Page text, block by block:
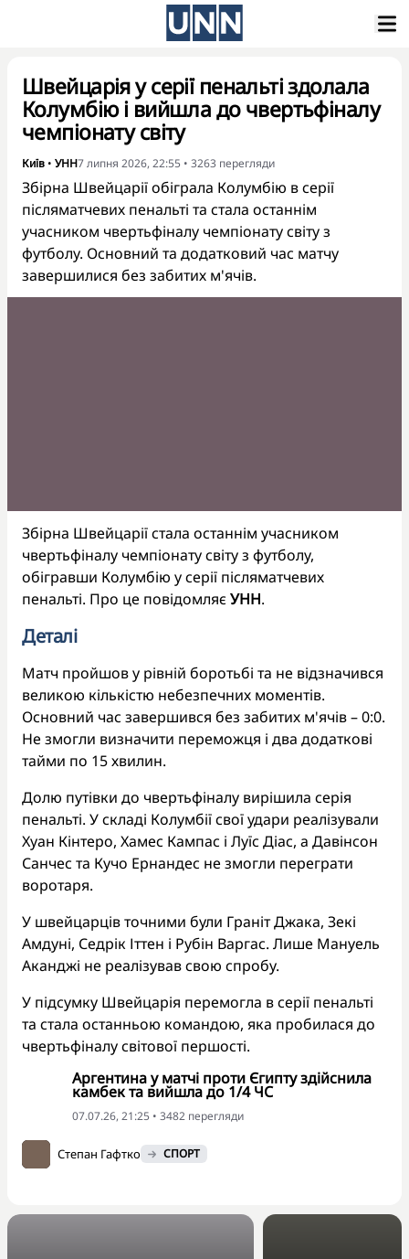
Швейцарія у серії пенальті здолала
Колумбію і вийшла до чвертьфіналу
чемпіонату світу
Київ • УНН7 липня 2026, 22:55 • 3263 перегляди
Збірна Швейцарії обіграла Колумбію в серії
післяматчевих пенальті та стала останнім
учасником чвертьфіналу чемпіонату світу з
футболу. Основний та додатковий час матчу
завершилися без забитих м'ячів.
Збірна Швейцарії стала останнім учасником
чвертьфіналу чемпіонату світу з футболу,
обігравши Колумбію у серії післяматчевих
пенальті. Про це повідомляє УНН.
Деталі
Матч пройшов у рівній боротьбі та не відзначився
великою кількістю небезпечних моментів.
Основний час завершився без забитих м'ячів – 0:0.
Не змогли визначити переможця і два додаткові
тайми по 15 хвилин.
Долю путівки до чвертьфіналу вирішила серія
пенальті. У складі Колумбії свої удари реалізували
Хуан Кінтеро, Хамес Кампас і Луїс Діас, а Давінсон
Санчес та Кучо Ернандес не змогли переграти
воротаря.
У швейцарців точними були Граніт Джака, Зекі
Амдуні, Седрік Іттен і Рубін Варгас. Лише Мануель
Аканджі не реалізував свою спробу.
У підсумку Швейцарія перемогла в серії пенальті
та стала останньою командою, яка пробилася до
чвертьфіналу світової першості.
Аргентина у матчі проти Єгипту здійснила
камбек та вийшла до 1/4 ЧС
07.07.26, 21:25 • 3482 перегляди
Степан Гафтко СПОРТ